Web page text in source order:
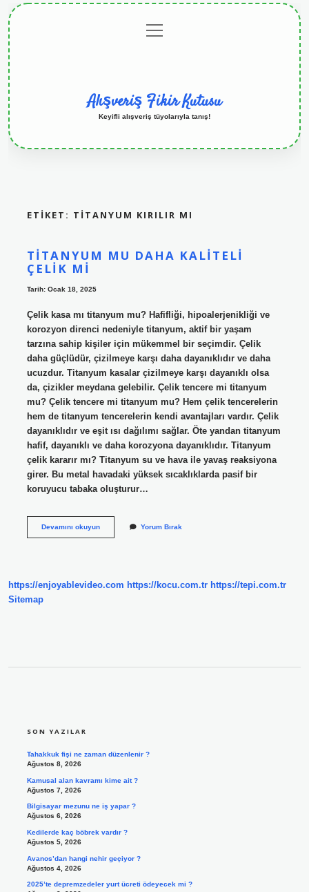
menüyü
aç
Alışveriş Fikir Kutusu
Keyifli alışveriş tüyolarıyla tanış!
ETIKET: TITANYUM KIRILIR MI
TITANYUM MU DAHA KALITELI
ÇELIK MI
Tarih: Ocak 18, 2025
Çelik kasa mı titanyum mu? Hafifliği, hipoalerjenikliği ve
korozyon direnci nedeniyle titanyum, aktif bir yaşam
tarzına sahip kişiler için mükemmel bir seçimdir. Çelik
daha güçlüdür, çizilmeye karşı daha dayanıklıdır ve daha
ucuzdur. Titanyum kasalar çizilmeye karşı dayanıklı olsa
da, çizikler meydana gelebilir. Çelik tencere mi titanyum
mu? Çelik tencere mi titanyum mu? Hem çelik tencerelerin
hem de titanyum tencerelerin kendi avantajları vardır. Çelik
dayanıklıdır ve eşit ısı dağılımı sağlar. Öte yandan titanyum
hafif, dayanıklı ve daha korozyona dayanıklıdır. Titanyum
çelik kararır mı? Titanyum su ve hava ile yavaş reaksiyona
girer. Bu metal havadaki yüksek sıcaklıklarda pasif bir
koruyucu tabaka oluşturur…
Devamını okuyunTitanyum
Yorum Bırak
https://enjoyablevideo.com https://kocu.com.tr https://tepi.com.tr
Sitemap
SON YAZILAR
Tahakkuk fişi ne zaman düzenlenir ?
Ağustos 8, 2026
Kamusal alan kavramı kime ait ?
Ağustos 7, 2026
Bilgisayar mezunu ne iş yapar ?
Ağustos 6, 2026
Kedilerde kaç böbrek vardır ?
Ağustos 5, 2026
Avanos’dan hangi nehir geçiyor ?
Ağustos 4, 2026
2025’te depremzedeler yurt ücreti ödeyecek mi ?